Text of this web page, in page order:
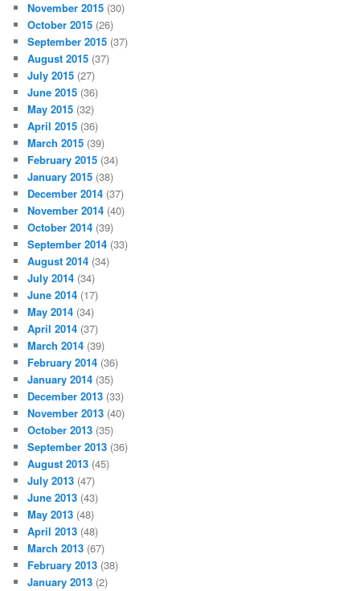
November 2015 (30)
October 2015 (26)
September 2015 (37)
August 2015 (37)
July 2015 (27)
June 2015 (36)
May 2015 (32)
April 2015 (36)
March 2015 (39)
February 2015 (34)
January 2015 (38)
December 2014 (37)
November 2014 (40)
October 2014 (39)
September 2014 (33)
August 2014 (34)
July 2014 (34)
June 2014 (17)
May 2014 (34)
April 2014 (37)
March 2014 (39)
February 2014 (36)
January 2014 (35)
December 2013 (33)
November 2013 (40)
October 2013 (35)
September 2013 (36)
August 2013 (45)
July 2013 (47)
June 2013 (43)
May 2013 (48)
April 2013 (48)
March 2013 (67)
February 2013 (38)
January 2013 (2)